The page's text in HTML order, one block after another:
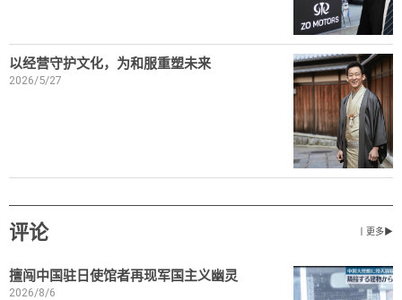
以经营守护文化，为和服重塑未来
2026/5/27
评论 丨更多▶
擅闯中国驻日使馆者再现军国主义幽灵
2026/8/6